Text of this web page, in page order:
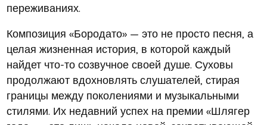
переживаниях.
Композиция «Бородато» — это не просто песня, а
целая жизненная история, в которой каждый
найдет что-то созвучное своей душе. Суховы
продолжают вдохновлять слушателей, стирая
границы между поколениями и музыкальными
стилями. Их недавний успех на премии «Шлягер